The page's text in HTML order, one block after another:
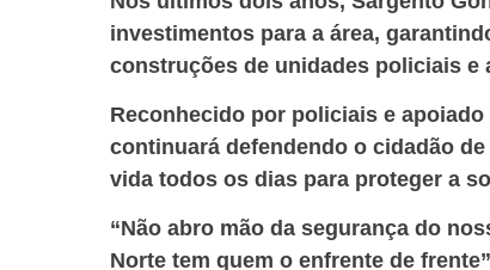
investimentos para a área,
construções de unidades policiais e
Reconhecido por policiais e
continuará defendendo o cidadão
vida todos os dias para proteger a
“Não abro mão da segurança do
Norte tem quem o enfrente de